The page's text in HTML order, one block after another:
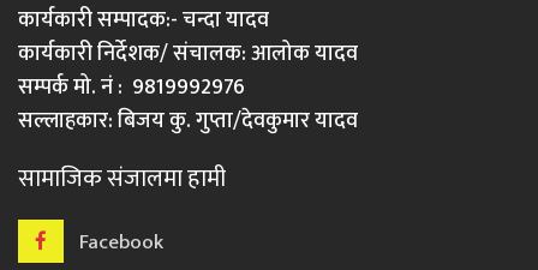
कार्यकारी सम्पादक:- चन्दा यादव
कार्यकारी निर्देशक/ संचालक: आलोक यादव
सम्पर्क मो. नं : 9819992976
सल्लाहकार: बिजय कु. गुप्ता/देवकुमार यादव
सामाजिक संजालमा हामी
Facebook